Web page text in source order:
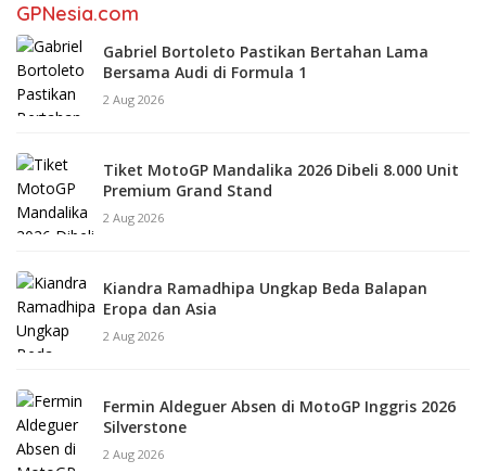
GPNesia.com
Gabriel Bortoleto Pastikan Bertahan Lama
Bersama Audi di Formula 1
2 Aug 2026
Tiket MotoGP Mandalika 2026 Dibeli 8.000 Unit
Premium Grand Stand
2 Aug 2026
Kiandra Ramadhipa Ungkap Beda Balapan
Eropa dan Asia
2 Aug 2026
Fermin Aldeguer Absen di MotoGP Inggris 2026
Silverstone
2 Aug 2026